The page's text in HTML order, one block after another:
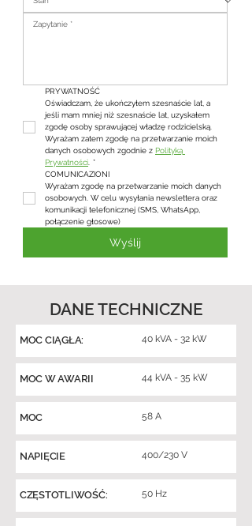
PRYWATNOŚĆ
Oświadczam, że ukończyłem szesnaście lat, a
jeśli mam mniej niż szesnaście lat, uzyskałem
zgodę osoby sprawującej władzę rodzicielską.
Wyrażam zatem zgodę na przetwarzanie moich
danych osobowych zgodnie z Polityką
Prywatności *
COMUNICAZIONI
Wyrażam zgodę na przetwarzanie moich danych
osobowych. W celu wysyłania newslettera oraz
komunikacji telefonicznej (SMS, WhatsApp,
połączenie głosowe)
Wyślij
DANE TECHNICZNE
MOC CIĄGŁA: 40 kVA - 32 kW
MOC W AWARII 44 kVA - 35 kW
MOC 58 A
NAPIĘCIE 400/230 V
CZĘSTOTLIWOŚĆ: 50 Hz